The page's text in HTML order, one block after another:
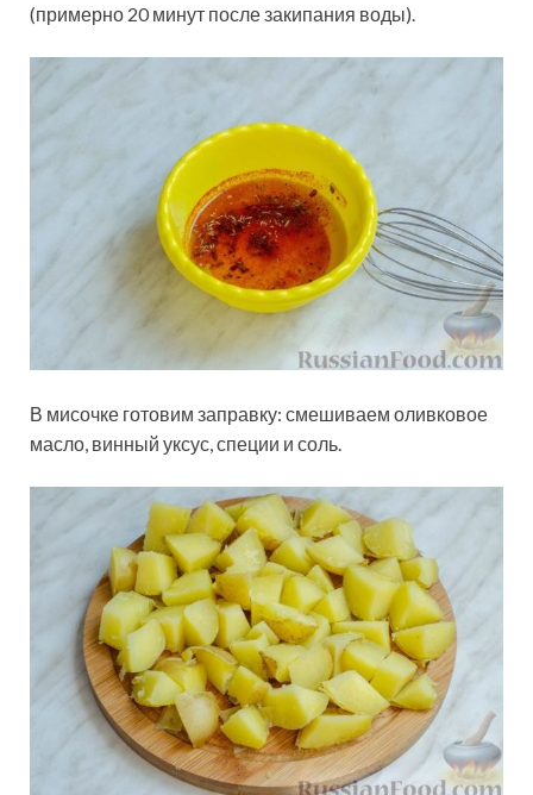
(примерно 20 минут после закипания воды).
В мисочке готовим заправку: смешиваем оливковое
масло, винный уксус, специи и соль.